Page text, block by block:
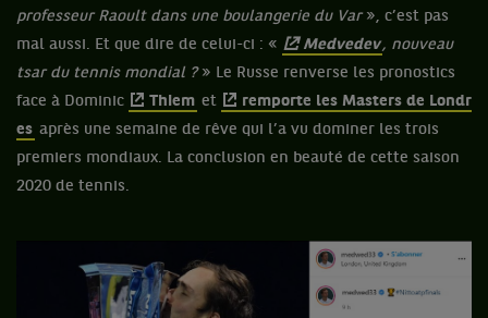
professeur Raoult dans une boulangerie du Var», c’est pas
mal aussi. Et que dire de celui-ci : «
Medvedev, nouveau
tsar du tennis mondial ?» Le Russe renverse les pronostics
face à Dominic
Thiem et
remporte les Masters de Londr
es après une semaine de rêve qui l’a vu dominer les trois
premiers mondiaux. La conclusion en beauté de cette saison
2020 de tennis.